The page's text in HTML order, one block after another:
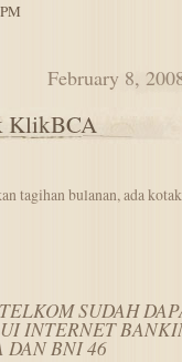
February 8,
KlikBCA
tagihan bulanan, ada
SUDAH
INTERNET
DAN BNI 46